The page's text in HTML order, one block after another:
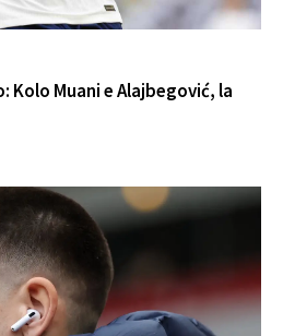
Muani e Alajbegović, la